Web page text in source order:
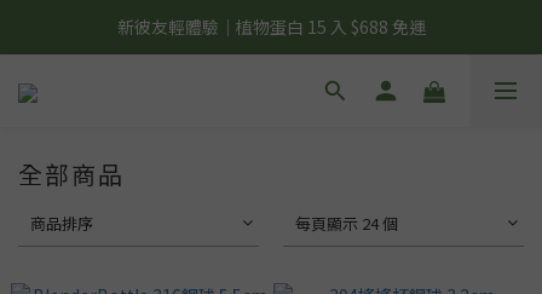
夏日輕補給｜500g 植物蛋白最低 $373 起
新彼友輕體驗｜植物蛋白 15 入 $688 免運
美力開肌｜滿 $1,488 贈美日肌酸 1 包
全部商品
商品排序 每頁顯示 24 個